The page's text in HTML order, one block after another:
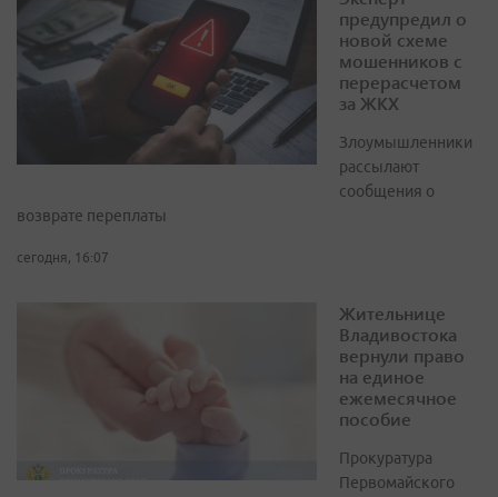
предупредил о
новой схеме
мошенников с
перерасчетом
за ЖКХ
Злоумышленники
рассылают
сообщения о
возврате переплаты
сегодня, 16:07
Жительнице
Владивостока
вернули право
на единое
ежемесячное
пособие
Прокуратура
Первомайского